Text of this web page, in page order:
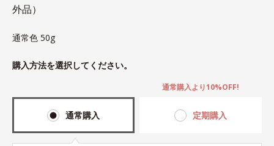
外品）
通常色 50g
購入方法を選択してください。
通常購入 定期購入
通常購入より10%OFF!